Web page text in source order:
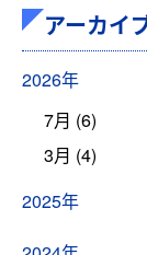
アーカイ
2026年
7月 (6)
3月 (4)
2025年